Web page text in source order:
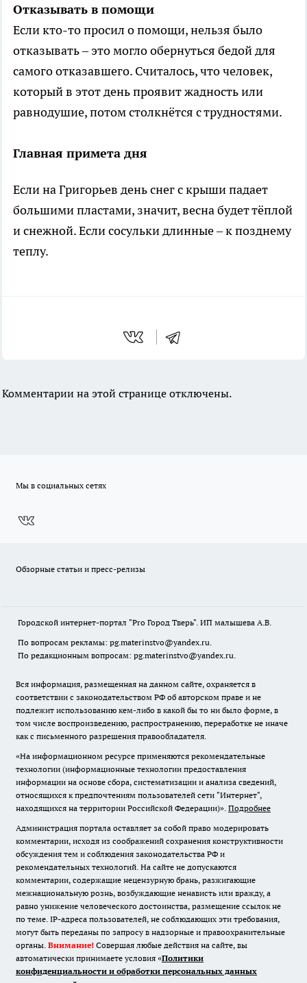
Отказывать в помощи
Если кто-то просил о помощи, нельзя было
отказывать – это могло обернуться бедой для
самого отказавшего. Считалось, что человек,
который в этот день проявит жадность или
равнодушие, потом столкнётся с трудностями.
Главная примета дня
Если на Григорьев день снег с крыши падает
большими пластами, значит, весна будет тёплой
и снежной. Если сосульки длинные – к позднему
теплу.
Комментарии на этой странице отключены.
Мы в социальных сетях
Обзорные статьи и пресс-релизы
Городской интернет-портал "Pro Город Тверь". ИП малышева А.В.
По вопросам рекламы: pg.materinstvo@yandex.ru.
По редакционным вопросам: pg.materinstvo@yandex.ru.
Вся информация, размещенная на данном сайте, охраняется в
соответствии с законодательством РФ об авторском праве и не
подлежит использованию кем-либо в какой бы то ни было форме, в
том числе воспроизведению, распространению, переработке не иначе
как с письменного разрешения правообладателя.
«На информационном ресурсе применяются рекомендательные
технологии (информационные технологии предоставления
информации на основе сбора, систематизации и анализа сведений,
относящихся к предпочтениям пользователей сети "Интернет",
находящихся на территории Российской Федерации)». Подробнее
Администрация портала оставляет за собой право модерировать
комментарии, исходя из соображений сохранения конструктивности
обсуждения тем и соблюдения законодательства РФ и
рекомендательных технологий. На сайте не допускаются
комментарии, содержащие нецензурную брань, разжигающие
межнациональную рознь, возбуждающие ненависть или вражду, а
равно унижение человеческого достоинства, размещение ссылок не
по теме. IP-адреса пользователей, не соблюдающих эти требования,
могут быть переданы по запросу в надзорные и правоохранительные
органы. Внимание! Совершая любые действия на сайте, вы
автоматически принимаете условия «Политики
конфиденциальности и обработки персональных данных